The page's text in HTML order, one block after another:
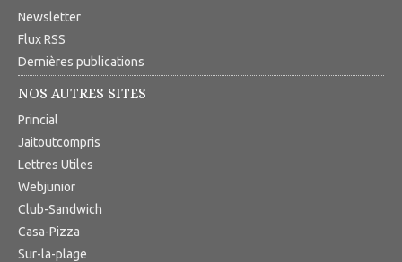
Newsletter
Flux RSS
Dernières publications
NOS AUTRES SITES
Princial
Jaitoutcompris
Lettres Utiles
Webjunior
Club-Sandwich
Casa-Pizza
Sur-la-plage